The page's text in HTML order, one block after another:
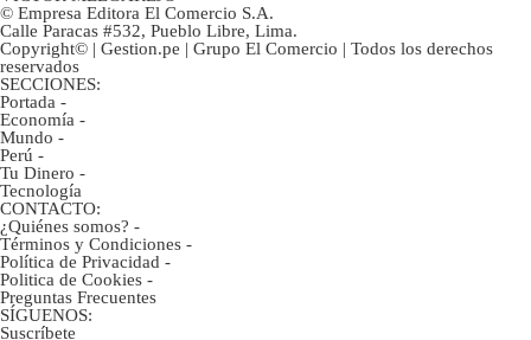
© Empresa Editora El Comercio S.A.
Calle Paracas #532, Pueblo Libre, Lima.
Copyright© | Gestion.pe | Grupo El Comercio | Todos los derechos
reservados
SECCIONES:
Portada -
Economía -
Mundo -
Perú -
Tu Dinero -
Tecnología
CONTACTO:
¿Quiénes somos? -
Términos y Condiciones -
Política de Privacidad -
Politica de Cookies -
Preguntas Frecuentes
SÍGUENOS:
Suscríbete